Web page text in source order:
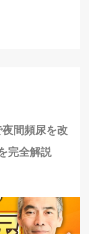
夜間頻尿を改
完全解説